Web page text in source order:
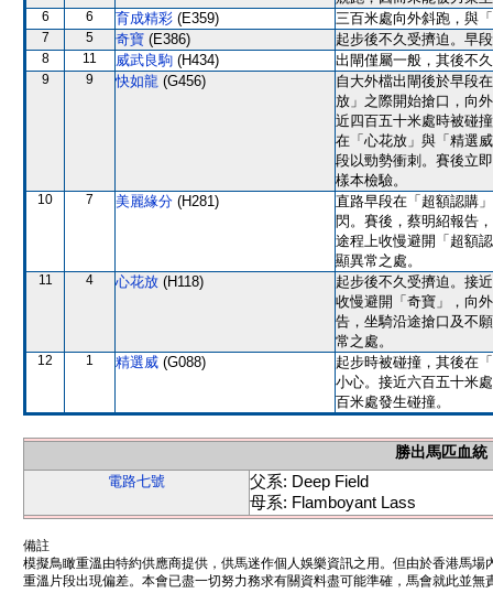
6 6 育成精彩 (E359) 三百米處向外斜跑，與
7 5 奇寶 (E386) 起步後不久受擠迫。早
8 11 威武良駒 (H434) 出閘僅屬一般，其後不
9 9 快如龍 (G456)
自大外檔出閘後於早段
放」之際開始搶口，向
近四百五十米處時被碰
在「心花放」與「精選
段以勁勢衝刺。賽後立
樣本檢驗。
10 7 美麗緣分 (H281)
直路早段在「超額認購
閃。賽後，蔡明紹報告
途程上收慢避開「超額
顯異常之處。
11 4 心花放 (H118)
起步後不久受擠迫。接
收慢避開「奇寶」，向
告，坐騎沿途搶口及不
常之處。
12 1 精選威 (G088)
起步時被碰撞，其後在
小心。接近六百五十米
百米處發生碰撞。
勝出馬匹血統
電路七號
父系: Deep Field
母系: Flamboyant Lass
備註
模擬鳥瞰重溫由特約供應商提供，供馬迷作個人娛樂資訊之用。但由於香港馬
重溫片段出現偏差。本會已盡一切努力務求有關資料盡可能準確，馬會就此並